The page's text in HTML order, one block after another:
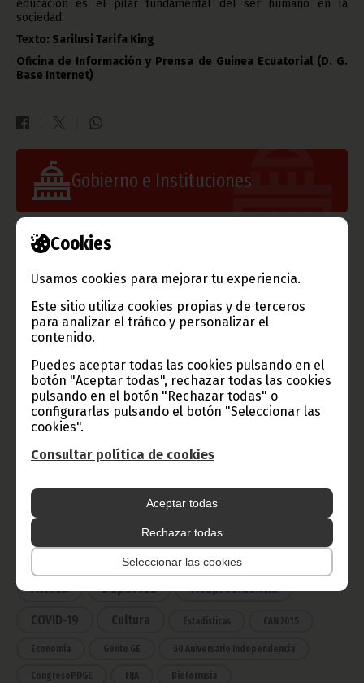
Cookies
Usamos cookies para mejorar tu experiencia.
Este sitio utiliza cookies propias y de terceros
para analizar el tráfico y personalizar el
contenido.
Puedes aceptar todas las cookies pulsando en el
botón "Aceptar todas", rechazar todas las cookies
pulsando en el botón "Rechazar todas" o
configurarlas pulsando el botón "Seleccionar las
cookies".
Consultar política de cookies
Aceptar todas
Rechazar todas
Seleccionar las cookies
educación es el pilar fundamental del ser humano en la
sociedad.
Texto: Sarilusi Tarifa King
Oficina de Información y Prensa de Guinea Ecuatorial (D. G.
Base Internet)
Gobierno e Instituciones
TVGE
Radio Nacional de Guinea
Haz click aquí para escuchar ahora
CATEGORÍAS
Noticias Gobierno
Presidencia
África
Deportes Vicepresidencia
COVID-19 Cultura Estadísticas CAN 2015
Economía Gente GE 50 Aniversario Independencia
CongresoPDGE FIJA Bielorrusia